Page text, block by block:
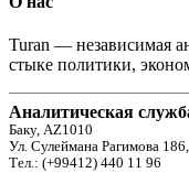
Turan — независимая
стыке политики,
Аналитическая
Баку, AZ1010
Ул. Сулеймана Рагимова
Тел.: (+99412) 440 11 96